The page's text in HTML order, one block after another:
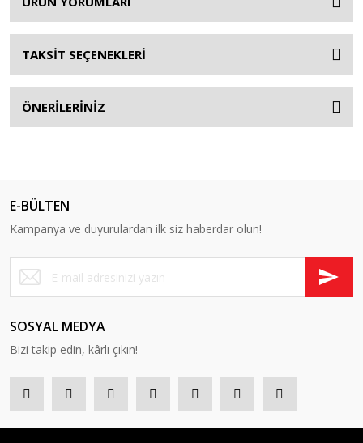
TAKSİT SEÇENEKLERİ
ÖNERİLERİNİZ
E-BÜLTEN
Kampanya ve duyurulardan ilk siz haberdar olun!
SOSYAL MEDYA
Bizi takip edin, kârlı çıkın!